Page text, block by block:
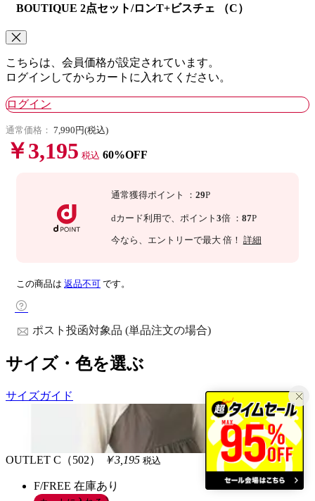
BOUTIQUE 2点セット/ロンT+ビスチェ （C）
こちらは、会員価格が設定されています。
ログインしてからカートに入れてください。
ログイン
通常価格： 7,990円(税込)
￥3,195 税込 60%OFF
通常獲得ポイント ： 29P
dカード利用で、 ポイント 3倍 ： 87P
今なら 、エントリーで最大 倍！ 詳細
この商品は 返品不可 です。
ポスト投函対象品 (単品注文の場合)
サイズ・色を選ぶ
サイズガイド
OUTLET C（502） ￥3,195 税込
F/FREE 在庫あり